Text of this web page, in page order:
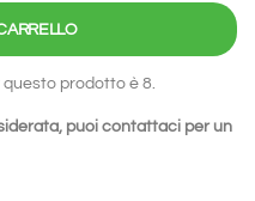
prodotto è 8.
puoi contattaci per un